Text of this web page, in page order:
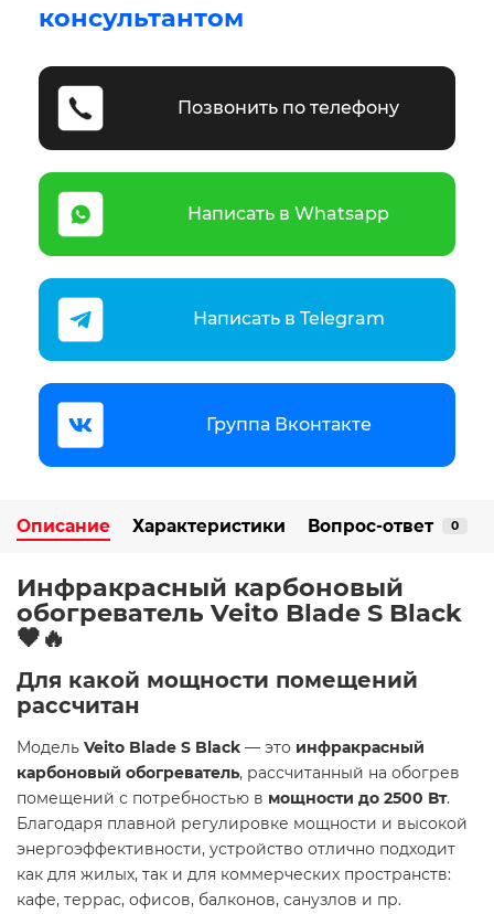
консультантом
Позвонить по телефону
Написать в Whatsapp
Написать в Telegram
Группа Вконтакте
Описание Характеристики Вопрос-ответ 0
Инфракрасный карбоновый
обогреватель Veito Blade S Black
🖤🔥
Для какой мощности помещений
рассчитан
Модель Veito Blade S Black — это инфракрасный
карбоновый обогреватель, рассчитанный на обогрев
помещений с потребностью в мощности до 2500 Вт.
Благодаря плавной регулировке мощности и высокой
энергоэффективности, устройство отлично подходит
как для жилых, так и для коммерческих пространств:
кафе, террас, офисов, балконов, санузлов и пр.